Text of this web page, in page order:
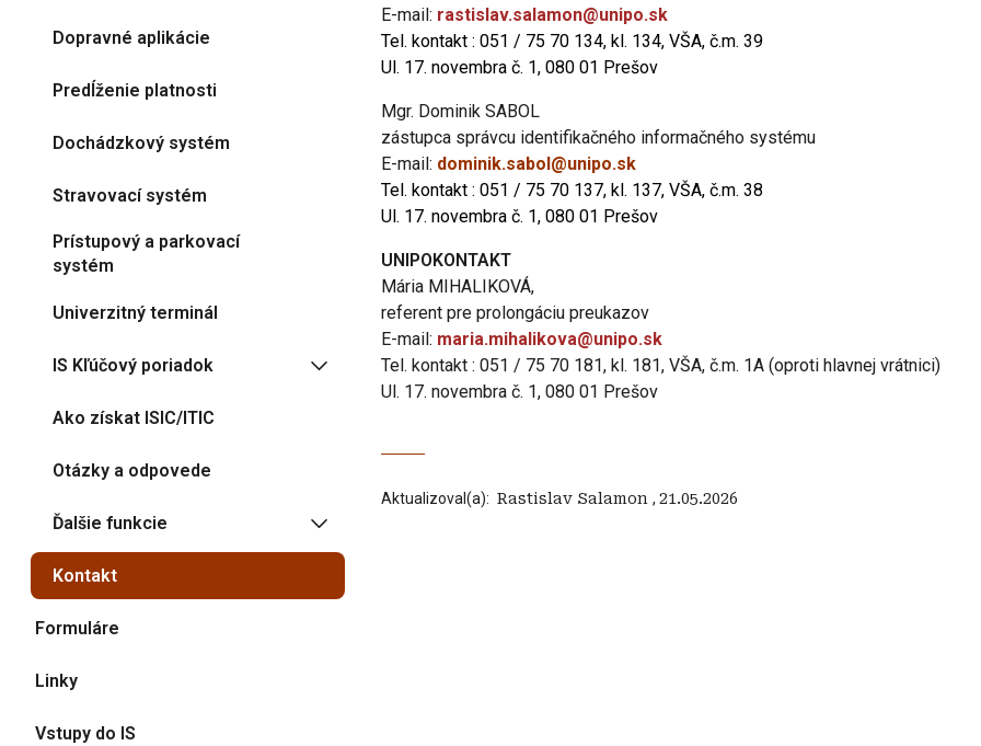
E-mail: rastislav.salamon@unipo.sk
Tel. kontakt : 051 / 75 70 134, kl. 134, VŠA, č.m. 39
Ul. 17. novembra č. 1, 080 01 Prešov
Mgr. Dominik SABOL
zástupca správcu identifikačného informačného systému
E-mail: dominik.sabol@unipo.sk
Tel. kontakt : 051 / 75 70 137, kl. 137, VŠA, č.m. 38
Ul. 17. novembra č. 1, 080 01 Prešov
UNIPOKONTAKT
Mária MIHALIKOVÁ,
referent pre prolongáciu preukazov
E-mail: maria.mihalikova@unipo.sk
Tel. kontakt : 051 / 75 70 181, kl. 181, VŠA, č.m. 1A (oproti hlavnej vrátnici)
Ul. 17. novembra č. 1, 080 01 Prešov
Aktualizoval(a): ‍ Rastislav Salamon , 21.05.2026
Dopravné aplikácie
Predĺženie platnosti
Dochádzkový systém
Stravovací systém
Prístupový a parkovací
systém
Univerzitný terminál
IS Kľúčový poriadok
Ako získat ISIC/ITIC
Otázky a odpovede
Ďalšie funkcie
Kontakt
Formuláre
Linky
Vstupy do IS